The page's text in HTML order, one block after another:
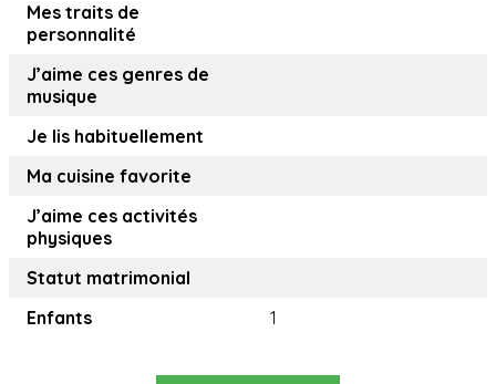
Mes traits de
personnalité
J’aime ces genres de
musique
Je lis habituellement
Ma cuisine favorite
J’aime ces activités
physiques
Statut matrimonial
Enfants
1